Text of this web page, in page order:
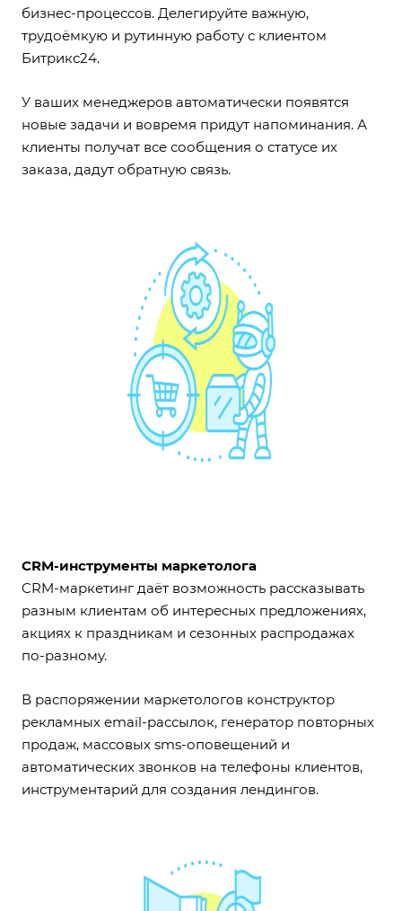
бизнес-процессов. Делегируйте важную,
трудоёмкую и рутинную работу с клиентом
Битрикс24.
У ваших менеджеров автоматически появятся
новые задачи и вовремя придут напоминания. А
клиенты получат все сообщения о статусе их
заказа, дадут обратную связь.
CRM-инструменты маркетолога
CRM-маркетинг даёт возможность рассказывать
разным клиентам об интересных предложениях,
акциях к праздникам и сезонных распродажах
по-разному.
В распоряжении маркетологов конструктор
рекламных email-рассылок, генератор повторных
продаж, массовых sms-оповещений и
автоматических звонков на телефоны клиентов,
инструментарий для создания лендингов.